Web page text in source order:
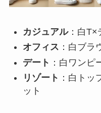
カジュアル：白T×
オフィス ：白ブラ
デート ：白ワンピ
リゾート ：白ト
ット